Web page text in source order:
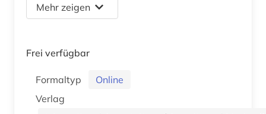
Mehr zeigen
Frei verfügbar
Formaltyp
Online
Verlag